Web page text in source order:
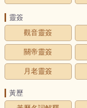
靈簽
觀音靈簽
關帝靈簽
月老靈簽
黃歷